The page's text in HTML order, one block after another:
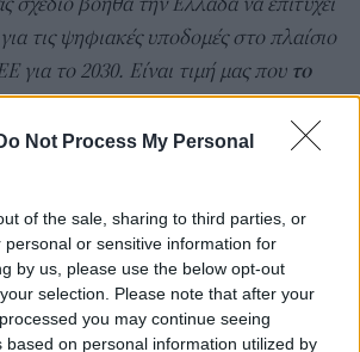
Not Process My Personal
of the sale, sharing to third parties, or
personal or sensitive information for
by us, please use the below opt-out
selection. Please note that after your
you may continue seeing
based on personal information utilized by
τις ψηφιακές υποδομές στο πλαίσιο
για το 2030. Είναι τιμή μας που το
από το «Εθνικό Σχέδιο
, καθώς και από τις
Αυτή η χρηματοδότηση όχι
οπτικών ινών, αλλά μάς δίνει
να συνεχίσουμε να επενδύουμε σε
νέας γενιάς. ».